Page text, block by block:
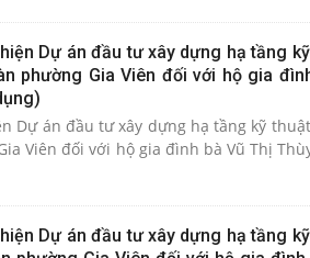
Dự án đầu tư xây dựng hạ tầng
phường Gia Viên đối với hộ gia
Dự án đầu tư xây dựng hạ tầng kỹ
Viên đối với hộ gia đình bà Vũ Thị
Dự án đầu tư xây dựng hạ tầng